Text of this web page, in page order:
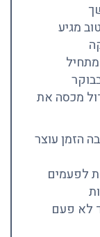
מגיע
מכסה את
הזמן עוצר
לפעמים
לא פעם